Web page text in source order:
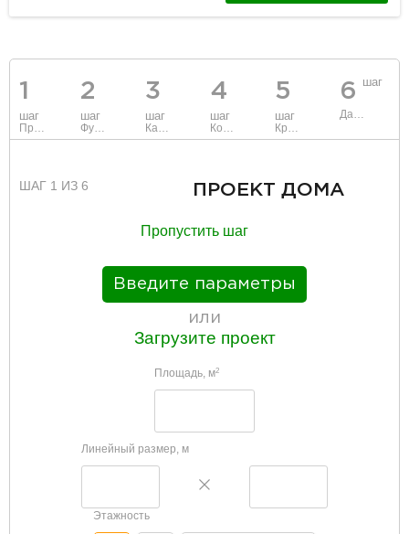
1
шаг
2
шаг
3
шаг
4
шаг
5
шаг
6 шаг
ШАГ 1 ИЗ 6 ПРОЕКТ ДОМА
Пропустить шаг
Введите параметры
или
Загрузите проект
Площадь, м2
Линейный размер, м
Этажность